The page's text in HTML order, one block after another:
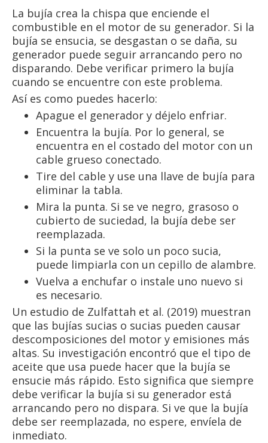
La bujía crea la chispa que enciende el
combustible en el motor de su generador. Si la
bujía se ensucia, se desgastan o se daña, su
generador puede seguir arrancando pero no
disparando. Debe verificar primero la bujía
cuando se encuentre con este problema.
Así es como puedes hacerlo:
Apague el generador y déjelo enfriar.
Encuentra la bujía. Por lo general, se
encuentra en el costado del motor con un
cable grueso conectado.
Tire del cable y use una llave de bujía para
eliminar la tabla.
Mira la punta. Si se ve negro, grasoso o
cubierto de suciedad, la bujía debe ser
reemplazada.
Si la punta se ve solo un poco sucia,
puede limpiarla con un cepillo de alambre.
Vuelva a enchufar o instale uno nuevo si
es necesario.
Un estudio de Zulfattah et al. (2019) muestran
que las bujías sucias o sucias pueden causar
descomposiciones del motor y emisiones más
altas. Su investigación encontró que el tipo de
aceite que usa puede hacer que la bujía se
ensucie más rápido. Esto significa que siempre
debe verificar la bujía si su generador está
arrancando pero no dispara. Si ve que la bujía
debe ser reemplazada, no espere, envíela de
inmediato.